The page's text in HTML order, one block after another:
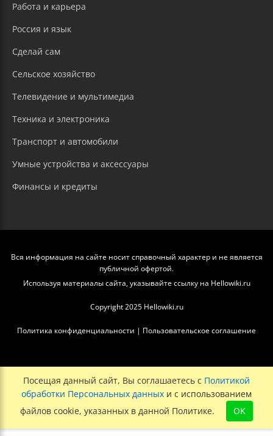
Работа и карьера
Россия и язык
Сделай сам
Сельское хозяйство
Телевидение и мультимедиа
Техника и электроника
Транспорт и автомобили
Умные устройства и аксессуары
Финансы и кредиты
Вся информация на сайте носит справочный характер и не является
публичной офертой.
Используя материалы сайта, указывайте ссылку на Hellowiki.ru
Copyright 2025 Hellowiki.ru
Политика конфиденциальности | Пользовательское соглашение
Посещая данный сайт, Вы соглашаетесь с Политикой
обработки Персональных данных и с использованием
файлов cookie, указанных в данной Политике.
OK